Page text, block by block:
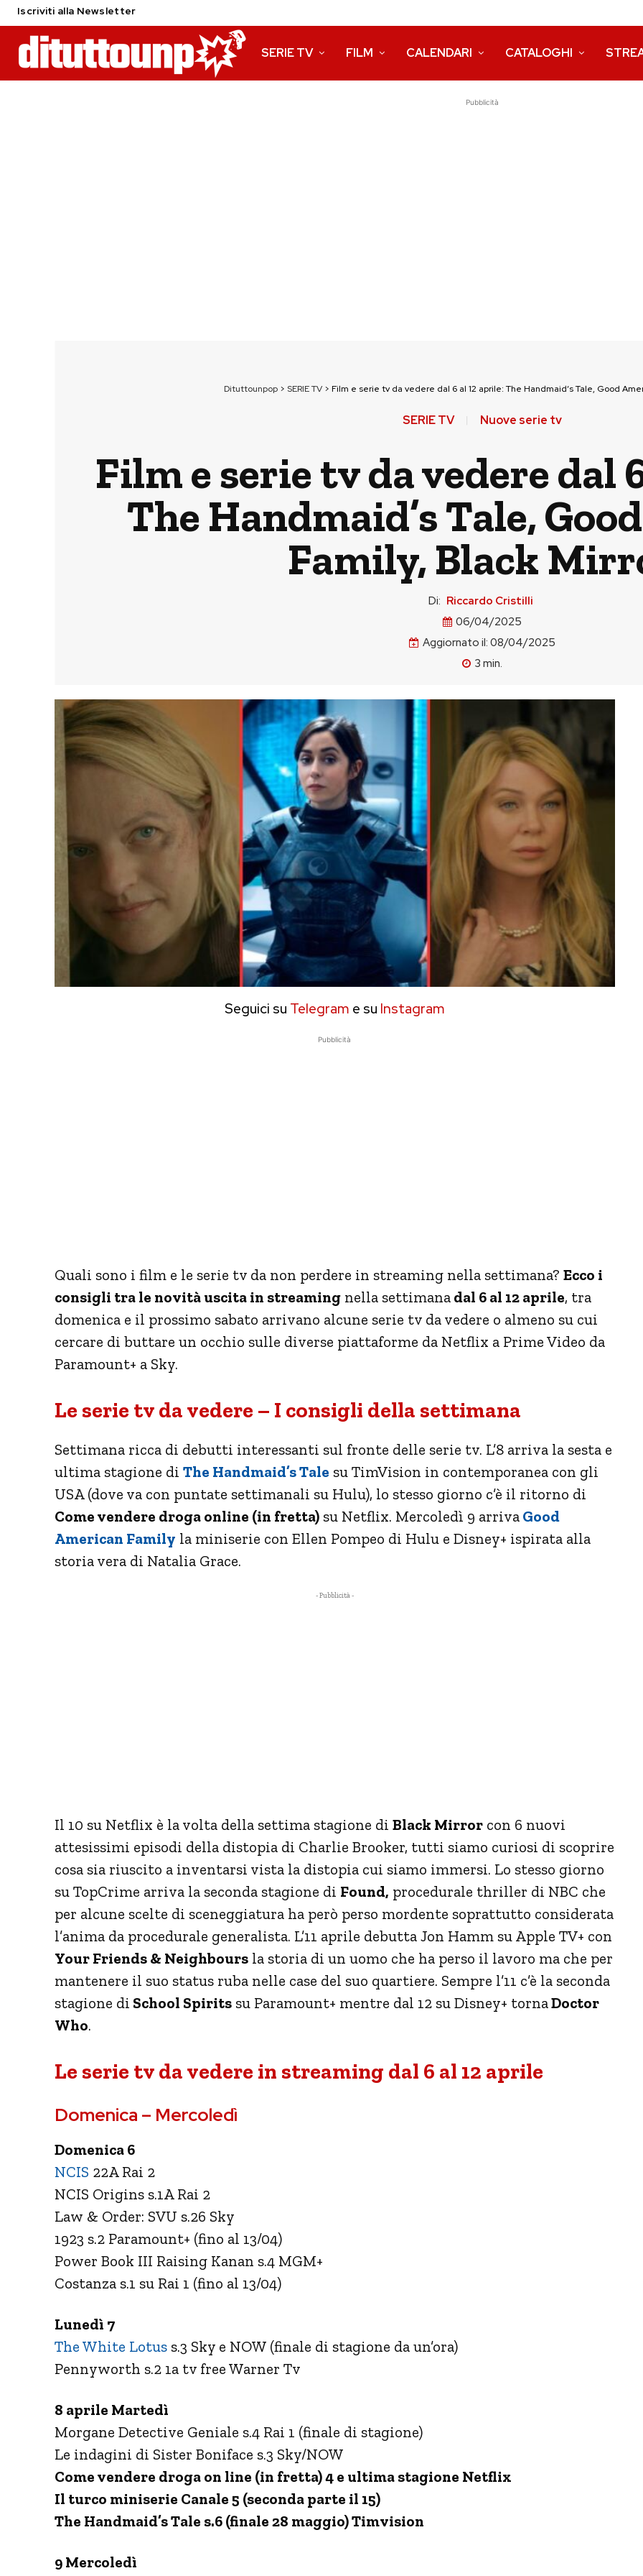
Iscriviti alla Newsletter
SERIE TV FILM CALENDARI CATALOGHI
Pubblicità
Dituttounpop > SERIE TV > Film e serie tv da vedere dal 6 al 12 aprile: The Handmaid’s Tale, Good
SERIE TV Nuove serie tv
Film e serie tv da vedere dal
The Handmaid’s Tale,
Family, Black
Di: Riccardo Cristilli
06/04/2025
Aggiornato il: 08/04/2025
3 min.
Seguici su Telegram e su Instagram
Pubblicità
Quali sono i film e le serie tv da non perdere in streaming nella settimana? Ecco i
consigli tra le novità uscita in streaming nella settimana dal 6 al 12 aprile, tra
domenica e il prossimo sabato arrivano alcune serie tv da vedere o almeno su cui
cercare di buttare un occhio sulle diverse piattaforme da Netflix a Prime Video da
Paramount+ a Sky.
Le serie tv da vedere – I consigli della settimana
Settimana ricca di debutti interessanti sul fronte delle serie tv. L’8 arriva la sesta e
ultima stagione di The Handmaid’s Tale su TimVision in contemporanea con gli
USA (dove va con puntate settimanali su Hulu), lo stesso giorno c’è il ritorno di
Come vendere droga online (in fretta) su Netflix. Mercoledì 9 arriva Good
American Family la miniserie con Ellen Pompeo di Hulu e Disney+ ispirata alla
storia vera di Natalia Grace.
- Pubblicità -
Il 10 su Netflix è la volta della settima stagione di Black Mirror con 6 nuovi
attesissimi episodi della distopia di Charlie Brooker, tutti siamo curiosi di scoprire
cosa sia riuscito a inventarsi vista la distopia cui siamo immersi. Lo stesso giorno
su TopCrime arriva la seconda stagione di Found, procedurale thriller di NBC che
per alcune scelte di sceneggiatura ha però perso mordente soprattutto considerata
l’anima da procedurale generalista. L’11 aprile debutta Jon Hamm su Apple TV+ con
Your Friends & Neighbours la storia di un uomo che ha perso il lavoro ma che per
mantenere il suo status ruba nelle case del suo quartiere. Sempre l’11 c’è la seconda
stagione di School Spirits su Paramount+ mentre dal 12 su Disney+ tornaDoctor
Who.
Le serie tv da vedere in streaming dal 6 al 12 aprile
Domenica – Mercoledì
Domenica 6
NCIS 22A Rai 2
NCIS Origins s.1A Rai 2
Law & Order: SVU s.26 Sky
1923 s.2 Paramount+ (fino al 13/04)
Power Book III Raising Kanan s.4 MGM+
Costanza s.1 su Rai 1 (fino al 13/04)
Lunedì 7
The White Lotus s.3 Sky e NOW (finale di stagione da un’ora)
Pennyworth s.2 1a tv free Warner Tv
8 aprile Martedì
Morgane Detective Geniale s.4 Rai 1 (finale di stagione)
Le indagini di Sister Boniface s.3 Sky/NOW
Come vendere droga on line (in fretta) 4 e ultima stagione Netflix
Il turco miniserie Canale 5 (seconda parte il 15)
The Handmaid’s Tale s.6 (finale 28 maggio) Timvision
9 Mercoledì